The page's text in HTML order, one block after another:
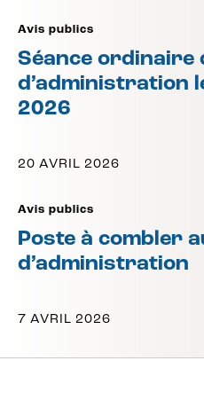
Avis publics
Séance ordinaire
d’administration
2026
20 AVRIL 2026
Avis publics
Poste à combler
d’administration
7 AVRIL 2026